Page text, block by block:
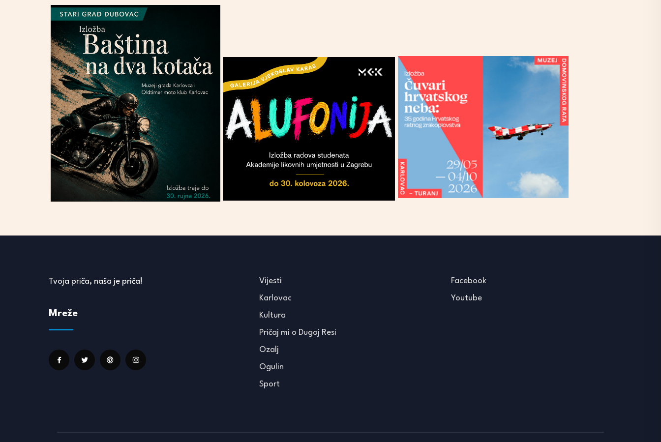
Tvoja priča, naša je priča!
Mreže
Vijesti
Karlovac
Kultura
Pričaj mi o Dugoj Resi
Ozalj
Ogulin
Sport
Facebook
Youtube